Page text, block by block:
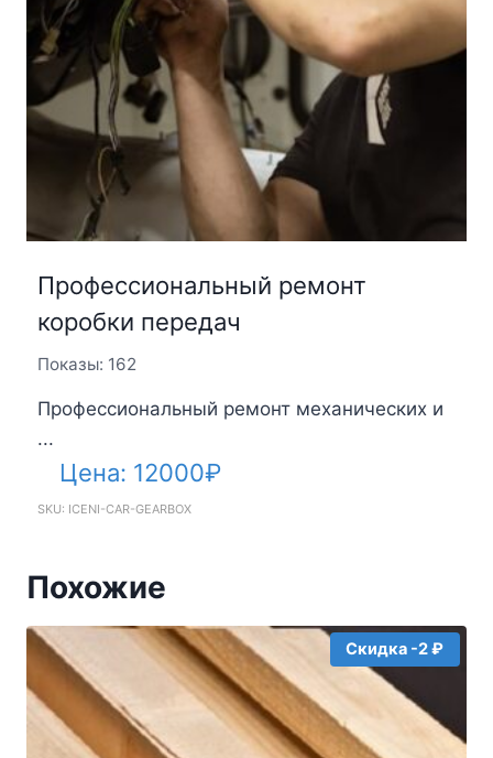
Профессиональный ремонт
коробки передач
Показы: 162
Профессиональный ремонт механических и
...
Цена: 12000₽
SKU: ICENI-CAR-GEARBOX
Похожие
Скидка -2 ₽